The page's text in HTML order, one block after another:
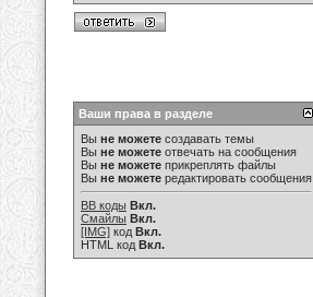
Ваши права в разделе
Вы не можете создавать темы
Вы не можете отвечать на сообщения
Вы не можете прикреплять файлы
Вы не можете редактировать сообщения
BB коды Вкл.
Смайлы Вкл.
[IMG] код Вкл.
HTML код Вкл.